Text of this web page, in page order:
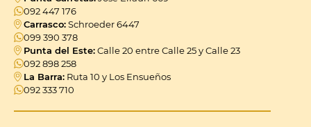
092 447 176
Carrasco:Schroeder 6447
099 390 378
Punta del Este:Calle 20 entre Calle 25 y Calle 23
092 898 258
La Barra: Ruta 10 y Los Ensueños
092 333 710